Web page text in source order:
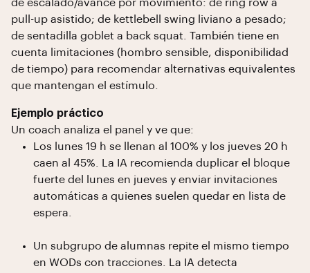
de escalado/avance por movimiento: de ring row a
pull-up asistido; de kettlebell swing liviano a pesado;
de sentadilla goblet a back squat. También tiene en
cuenta limitaciones (hombro sensible, disponibilidad
de tiempo) para recomendar alternativas equivalentes
que mantengan el estímulo.
Ejemplo práctico
Un coach analiza el panel y ve que:
Los lunes 19 h se llenan al 100% y los jueves 20 h
caen al 45%. La IA recomienda duplicar el bloque
fuerte del lunes en jueves y enviar invitaciones
automáticas a quienes suelen quedar en lista de
espera.
Un subgrupo de alumnas repite el mismo tiempo
en WODs con tracciones. La IA detecta